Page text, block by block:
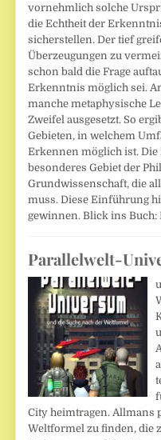
vornehmlich solche
die Echtheit der
sicherstellen. Der tief
Überzeugungen zu
schon bald die Frage
Erkenntnis möglich sei.
manche metaphysische
Zweifel ausgesetzt. So
Gebieten, in welchem
Erkennen möglich ist.
besonderes Gebiet der
Grundwissenschaft, die
muss. Diese Einführung
gewinnen. Blick ins Buch:
Parallelwelt-
City heimtragen. Allmans
Weltformel zu finden, die